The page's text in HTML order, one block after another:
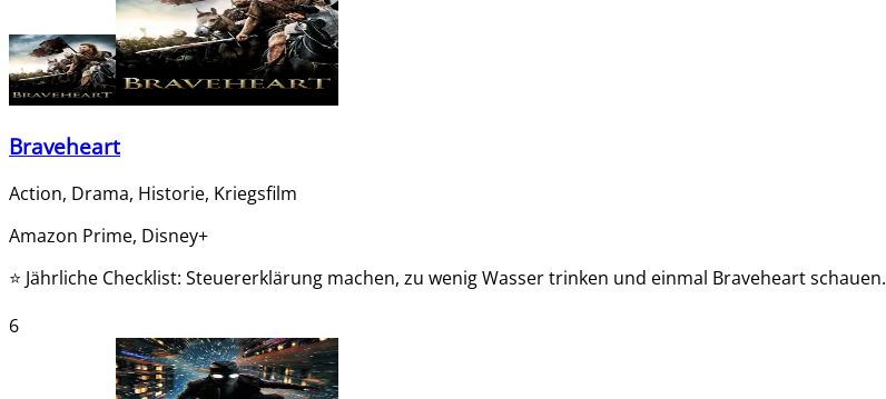
Braveheart
Action, Drama, Historie, Kriegsfilm
Amazon Prime, Disney+
⭐ Jährliche Checklist: Steuererklärung machen, zu wenig Wasser trinken und einmal Braveheart schauen.
6